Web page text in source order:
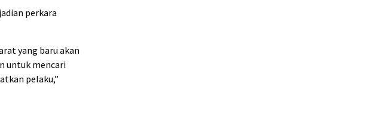
perkara
yang baru akan
untuk mencari
pelaku,”